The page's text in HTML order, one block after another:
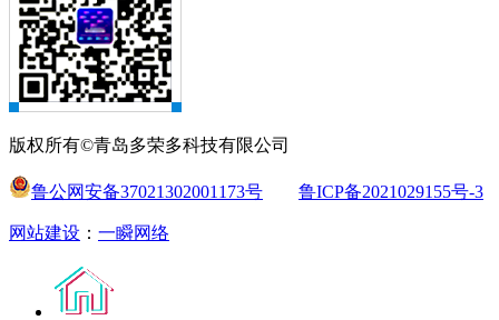
版权所有©青岛多荣多科技有限公司
鲁公网安备37021302001173号 鲁ICP备2021029155号-3
网站建设 ： 一瞬网络